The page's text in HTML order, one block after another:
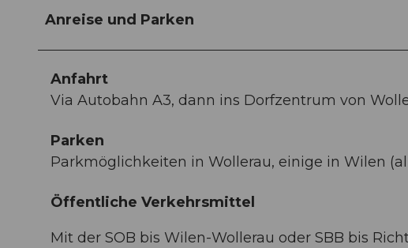
Anreise und Parken
Anfahrt
Via Autobahn A3, dann ins Dorfzentrum von
Parken
Parkmöglichkeiten in Wollerau, einige in Wilen
Öffentliche Verkehrsmittel
Mit der SOB bis Wilen-Wollerau oder SBB bis